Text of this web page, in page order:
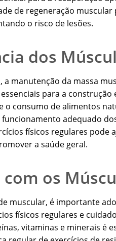
de regeneração
o risco de lesões.
dos
a manutenção da massa
para a
o consumo de alimentos
adequado
físicos regulares
a saúde geral.
com os
muscular, é importante
físicos regulares e
vitaminas e minerais é